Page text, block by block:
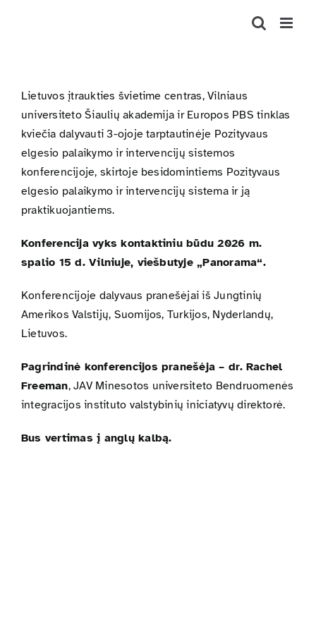
Lietuvos įtraukties švietime centras, Vilniaus
universiteto Šiaulių akademija ir Europos PBS tinklas
kviečia dalyvauti 3-ojoje tarptautinėje Pozityvaus
elgesio palaikymo ir intervencijų sistemos
konferencijoje, skirtoje besidomintiems Pozityvaus
elgesio palaikymo ir intervencijų sistema ir ją
praktikuojantiems.
Konferencija vyks kontaktiniu būdu 2026 m.
spalio 15 d. Vilniuje, viešbutyje „Panorama“.
Konferencijoje dalyvaus pranešėjai iš Jungtinių
Amerikos Valstijų, Suomijos, Turkijos, Nyderlandų,
Lietuvos.
Pagrindinė konferencijos pranešėja – dr. Rachel
Freeman, JAV Minesotos universiteto Bendruomenės
integracijos instituto valstybinių iniciatyvų direktorė.
Bus vertimas į anglų kalbą.